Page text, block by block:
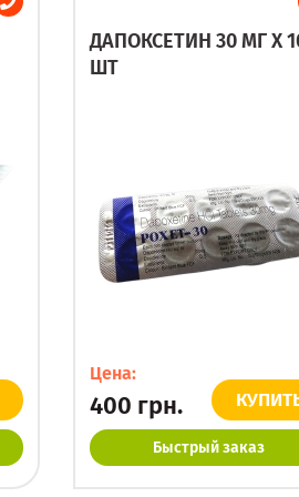
ДАПОКСЕТИН 30 МГ X
ШТ
Цена:
400 грн.
Быстрый заказ